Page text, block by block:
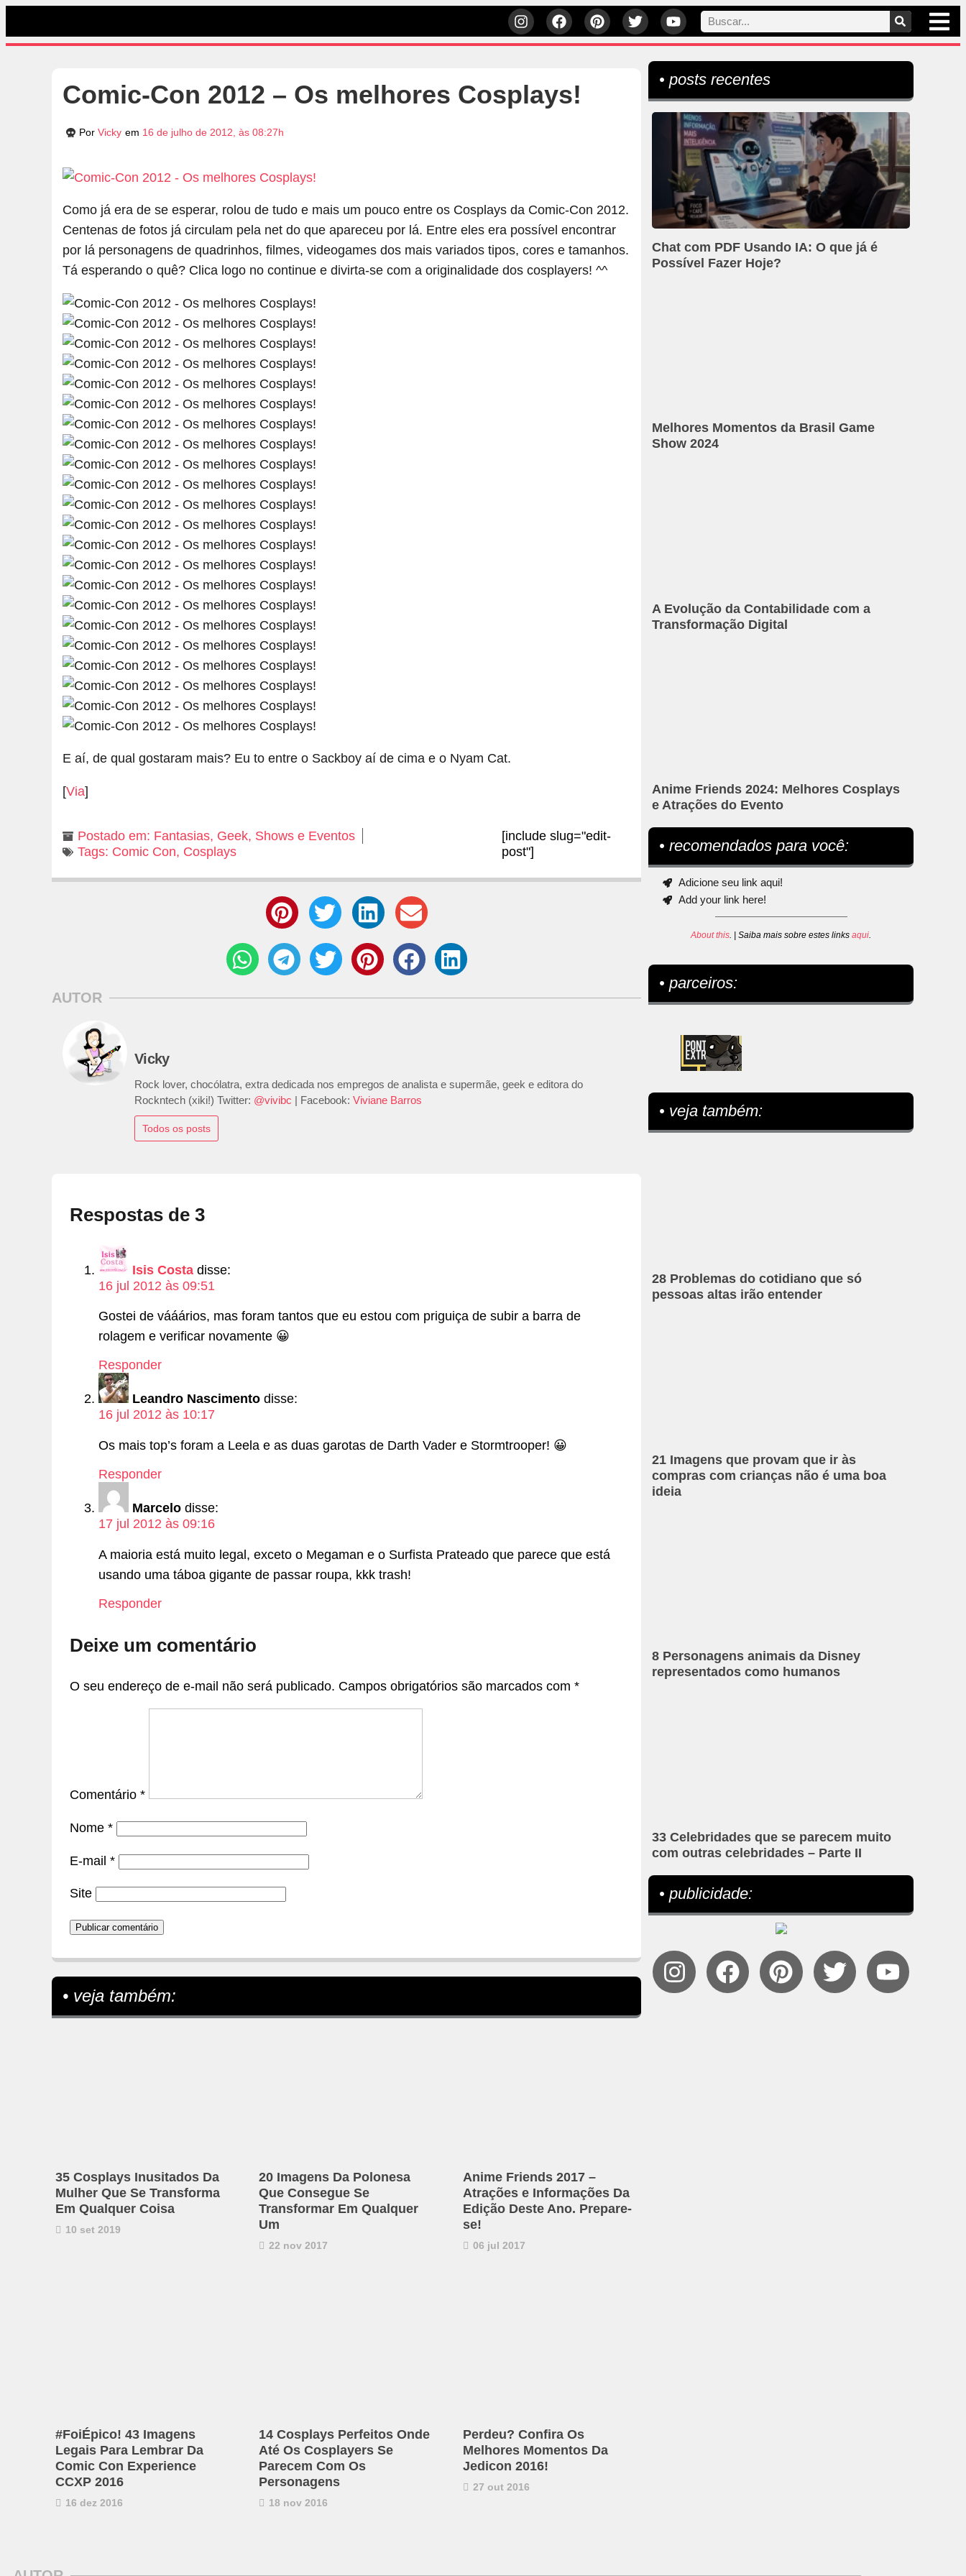
Comic-Con 2012 – Os melhores Cosplays!
Por Vicky em 16 de julho de 2012, às 08:27h
Como já era de se esperar, rolou de tudo e mais um pouco entre os Cosplays da Comic-Con 2012.
Centenas de fotos já circulam pela net do que apareceu por lá. Entre eles era possível encontrar
por lá personagens de quadrinhos, filmes, videogames dos mais variados tipos, cores e tamanhos.
Tá esperando o quê? Clica logo no continue e divirta-se com a originalidade dos cosplayers! ^^
E aí, de qual gostaram mais? Eu to entre o Sackboy aí de cima e o Nyam Cat.
[Via]
Postado em: Fantasias, Geek, Shows e Eventos
Tags: Comic Con, Cosplays
[include slug="edit-
post"]
AUTOR
Vicky
Rock lover, chocólatra, extra dedicada nos empregos de analista e supermãe, geek e editora do
Rockntech (xiki!) Twitter: @vivibc | Facebook: Viviane Barros
Todos os posts
Respostas de 3
Isis Costa disse:
16 jul 2012 às 09:51
Gostei de vááários, mas foram tantos que eu estou com priguiça de subir a barra de
rolagem e verificar novamente 😀
Responder
Leandro Nascimento disse:
16 jul 2012 às 10:17
Os mais top’s foram a Leela e as duas garotas de Darth Vader e Stormtrooper! 😀
Responder
Marcelo disse:
17 jul 2012 às 09:16
A maioria está muito legal, exceto o Megaman e o Surfista Prateado que parece que está
usando uma táboa gigante de passar roupa, kkk trash!
Responder
Deixe um comentário
O seu endereço de e-mail não será publicado. Campos obrigatórios são marcados com *
Comentário *
Nome *
E-mail *
Site
• veja também:
35 Cosplays Inusitados Da
Mulher Que Se Transforma
Em Qualquer Coisa
10 set 2019
20 Imagens Da Polonesa
Que Consegue Se
Transformar Em Qualquer
Um
22 nov 2017
Anime Friends 2017 –
Atrações e Informações Da
Edição Deste Ano. Prepare-
se!
06 jul 2017
#FoiÉpico! 43 Imagens
Legais Para Lembrar Da
Comic Con Experience
CCXP 2016
16 dez 2016
14 Cosplays Perfeitos Onde
Até Os Cosplayers Se
Parecem Com Os
Personagens
18 nov 2016
Perdeu? Confira Os
Melhores Momentos Da
Jedicon 2016!
27 out 2016
• posts recentes
Chat com PDF Usando IA: O que já é
Possível Fazer Hoje?
Melhores Momentos da Brasil Game
Show 2024
A Evolução da Contabilidade com a
Transformação Digital
Anime Friends 2024: Melhores Cosplays
e Atrações do Evento
• recomendados para você:
Adicione seu link aqui!
Add your link here!
About this. | Saiba mais sobre estes linksaqui.
• parceiros:
• veja também:
28 Problemas do cotidiano que só
pessoas altas irão entender
21 Imagens que provam que ir às
compras com crianças não é uma boa
ideia
8 Personagens animais da Disney
representados como humanos
33 Celebridades que se parecem muito
com outras celebridades – Parte II
• publicidade: